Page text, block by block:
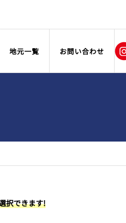
地元一覧 お問い合わせ
択できます!